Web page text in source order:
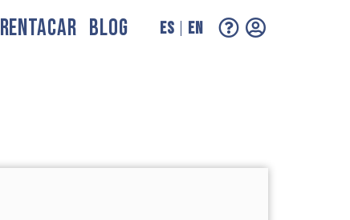
RENTACAR BLOG ES EN